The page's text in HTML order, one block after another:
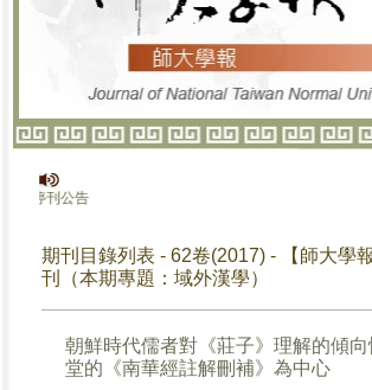
停刊公告
期刊目錄列表 - 62卷(2017) - 【師大學
刊（本期專題：域外漢學）
朝鮮時代儒者對《莊子》理解的傾
堂的《南華經註解刪補》為中心